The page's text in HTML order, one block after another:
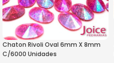
Chaton Rivoli Oval 6mm X 8mm
C/6000 Unidades